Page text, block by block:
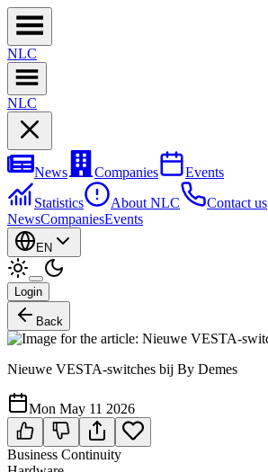
NLC
NLC
News Companies
Events
Statistics
About NLC
Contact us
NewsCompaniesEvents
EN
Login
Back
Nieuwe VESTA-switches bij By Demes
Mon May 11 2026
Business Continuity